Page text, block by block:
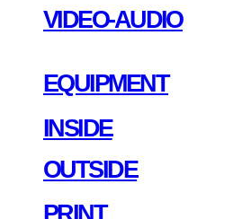
VIDEO-AUDIO
EQUIPMENT
INSIDE
OUTSIDE
PRINT